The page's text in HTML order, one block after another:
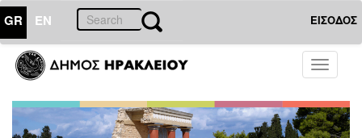
GR EN ΕΙΣΟΔΟΣ
Toggle
ΔΗΜΟΣ
Δελτία
Τύπου